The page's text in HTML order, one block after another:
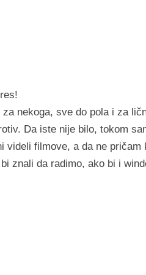
nekoga, sve do pola i za
Da iste nije bilo, tokom
videli filmove, a da ne
znali da radimo, ako bi i